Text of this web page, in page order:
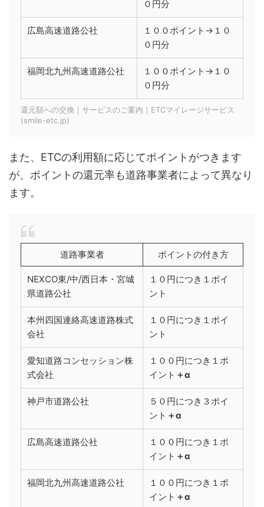
０円分
広島高速道路公社
１００ポイント→１０
０円分
福岡北九州高速道路公社
１００ポイント→１０
０円分
還元額への交換｜サービスのご案内｜ETCマイレージサービス
(smile-etc.jp)
また、ETCの利用額に応じてポイントがつきます
が、ポイントの還元率も道路事業者によって異なり
ます。
道路事業者 ポイントの付き方
NEXCO東/中/西日本・宮城
県道路公社
１０円につき１ポイ
ント
本州四国連絡高速道路株式
会社
１０円につき１ポイ
ント
愛知道路コンセッション株
式会社
１００円につき１ポ
イント ＋α
神戸市道路公社
５０円につき３ポイ
ント ＋α
広島高速道路公社
１００円につき１ポ
イント ＋α
福岡北九州高速道路公社
１００円につき１ポ
イント ＋α